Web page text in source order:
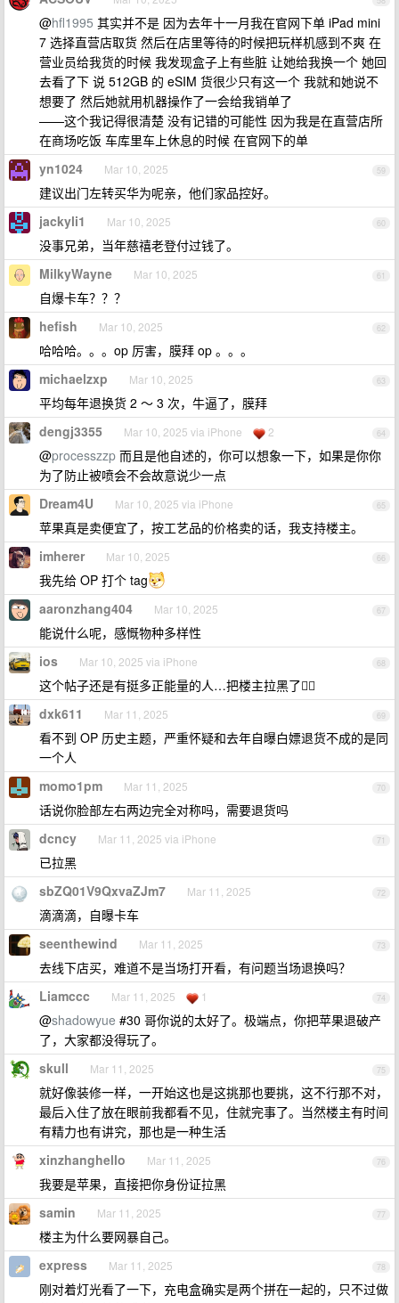
@hfl1995 其实并不是 因为去年十一月我在官网下单 iPad mini
7 选择直营店取货 然后在店里等待的时候把玩样机感到不爽 在
营业员给我货的时候 我发现盒子上有些脏 让她给我换一个 她回
去看了下 说 512GB 的 eSIM 货很少只有这一个 我就和她说不
想要了 然后她就用机器操作了一会给我销单了
——这个我记得很清楚 没有记错的可能性 因为我是在直营店所
在商场吃饭 车库里车上休息的时候 在官网下的单
59
yn1024 Mar 10, 2025
建议出门左转买华为呢亲，他们家品控好。
60
jackyli1 Mar 10, 2025
没事兄弟，当年慈禧老登付过钱了。
61
MilkyWayne Mar 10, 2025
自爆卡车？？？
62
hefish Mar 10, 2025
哈哈哈。。。op 厉害，膜拜 op 。。。
63
michaelzxp Mar 10, 2025
平均每年退换货 2 ～ 3 次，牛逼了，膜拜
64
dengj3355 Mar 10, 2025 via iPhone 2
@processzzp 而且是他自述的，你可以想象一下，如果是你你
为了防止被喷会不会故意说少一点
65
Dream4U Mar 10, 2025 via iPhone
苹果真是卖便宜了，按工艺品的价格卖的话，我支持楼主。
66
imherer Mar 10, 2025
我先给 OP 打个 tag
67
aaronzhang404 Mar 10, 2025
能说什么呢，感慨物种多样性
68
ios Mar 10, 2025 via iPhone
这个帖子还是有挺多正能量的人…把楼主拉黑了🤦‍♂️
69
dxk611 Mar 11, 2025
看不到 OP 历史主题，严重怀疑和去年自曝白嫖退货不成的是同
一个人
70
momo1pm Mar 11, 2025
话说你脸部左右两边完全对称吗，需要退货吗
71
dcncy Mar 11, 2025 via iPhone
已拉黑
72
sbZQ01V9QxvaZJm7 Mar 11, 2025
滴滴滴，自曝卡车
73
seenthewind Mar 11, 2025
去线下店买，难道不是当场打开看，有问题当场退换吗？
74
Liamccc Mar 11, 2025 1
@shadowyue #30 哥你说的太好了。极端点，你把苹果退破产
了，大家都没得玩了。
75
skull Mar 11, 2025
就好像装修一样，一开始这也是这挑那也要挑，这不行那不对，
最后入住了放在眼前我都看不见，住就完事了。当然楼主有时间
有精力也有讲究，那也是一种生活
76
xinzhanghello Mar 11, 2025
我要是苹果，直接把你身份证拉黑
77
samin Mar 11, 2025
楼主为什么要网暴自己。
78
express Mar 11, 2025
刚对着灯光看了一下，充电盒确实是两个拼在一起的，只不过做